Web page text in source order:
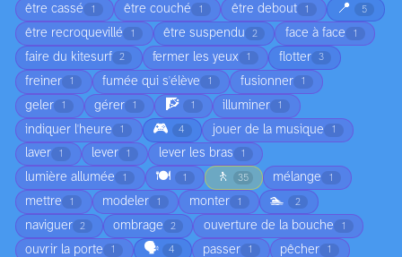
être cassé 1 être couché 1 être debout 1 📍 5
être recroquevillé 1 être suspendu 2 face à face 1
faire du kitesurf 2 fermer les yeux 1 flotter 3
freiner 1 fumée qui s'élève 1 fusionner 1
geler 1 gérer 1 🧗 1 illuminer 1
indiquer l'heure 1 🎮 4 jouer de la musique 1
laver 1 lever 1 lever les bras 1
lumière allumée 1 🍽️ 1 🚶 35 mélange 1
mettre 1 modeler 1 monter 1 🏊 2
naviguer 2 ombrage 2 ouverture de la bouche 1
ouvrir la porte 1 🗣️ 4 passer 1 pêcher 1